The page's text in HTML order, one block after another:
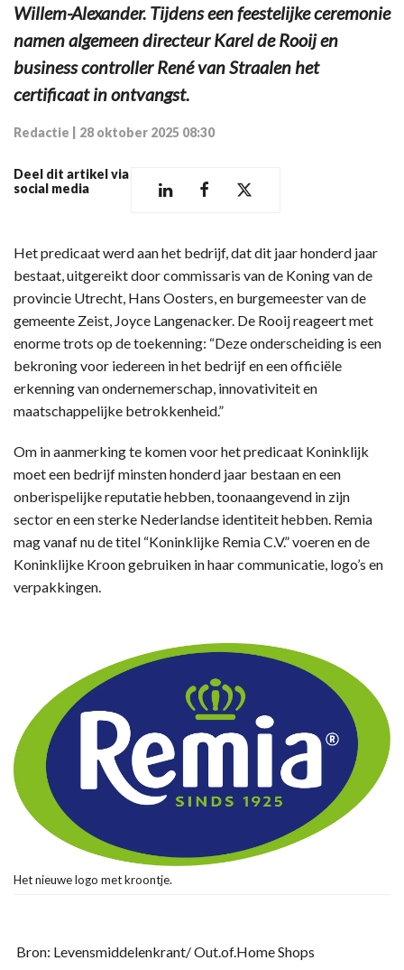
Willem-Alexander. Tijdens een feestelijke ceremonie
namen algemeen directeur Karel de Rooij en
business controller René van Straalen het
certificaat in ontvangst.
Redactie 28 oktober 2025 08:30
Deel dit artikel via
social media
Het predicaat werd aan het bedrijf, dat dit jaar honderd jaar
bestaat, uitgereikt door commissaris van de Koning van de
provincie Utrecht, Hans Oosters, en burgemeester van de
gemeente Zeist, Joyce Langenacker. De Rooij reageert met
enorme trots op de toekenning: “Deze onderscheiding is een
bekroning voor iedereen in het bedrijf en een officiële
erkenning van ondernemerschap, innovativiteit en
maatschappelijke betrokkenheid.”
Om in aanmerking te komen voor het predicaat Koninklijk
moet een bedrijf minsten honderd jaar bestaan en een
onberispelijke reputatie hebben, toonaangevend in zijn
sector en een sterke Nederlandse identiteit hebben. Remia
mag vanaf nu de titel “Koninklijke Remia C.V.” voeren en de
Koninklijke Kroon gebruiken in haar communicatie, logo’s en
verpakkingen.
Het nieuwe logo met kroontje.
Bron: Levensmiddelenkrant/ Out.of.Home Shops